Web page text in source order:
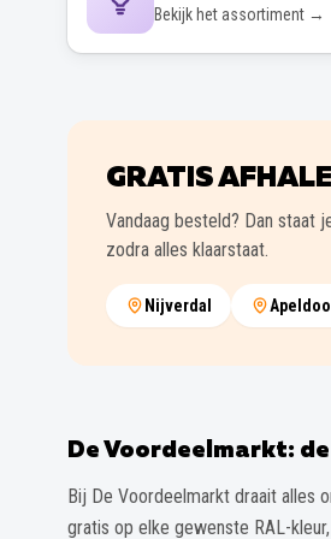
Bekijk het assortiment →
GRATIS
Vandaag besteld? Dan staat
zodra alles klaarstaat.
Nijverdal
De Voordeelmarkt:
Bij De Voordeelmarkt draait alles
gratis op elke gewenste RAL-